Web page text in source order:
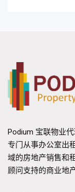
Podium 宝联物业
专门从事办公室出
域的房地产销售和
顾问支持的商业地